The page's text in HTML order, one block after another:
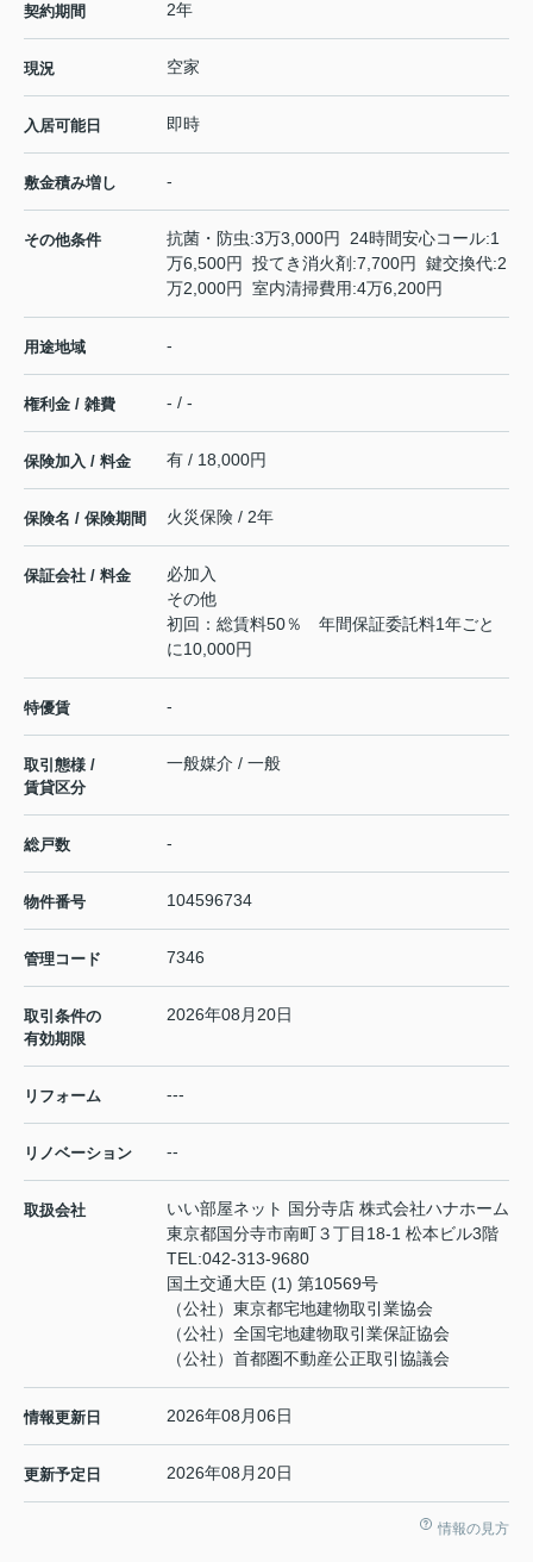
契約期間 2年
現況 空家
入居可能日 即時
敷金積み増し -
その他条件
抗菌・防虫:3万3,000円 24時間安心コール:1
万6,500円 投てき消火剤:7,700円 鍵交換代:2
万2,000円 室内清掃費用:4万6,200円
用途地域 -
権利金 / 雑費 - / -
保険加入 / 料金 有 / 18,000円
保険名 / 保険期間 火災保険 / 2年
保証会社 / 料金
必加入
その他
初回：総賃料50％ 年間保証委託料1年ごと
に10,000円
特優賃 -
取引態様 /
賃貸区分
一般媒介 / 一般
総戸数 -
物件番号 104596734
管理コード 7346
取引条件の
有効期限
2026年08月20日
リフォーム ---
リノベーション --
取扱会社
いい部屋ネット 国分寺店 株式会社ハナホーム
東京都国分寺市南町３丁目18-1 松本ビル3階
TEL:042-313-9680
国土交通大臣 (1) 第10569号
（公社）東京都宅地建物取引業協会
（公社）全国宅地建物取引業保証協会
（公社）首都圏不動産公正取引協議会
情報更新日 2026年08月06日
更新予定日 2026年08月20日
情報の見方